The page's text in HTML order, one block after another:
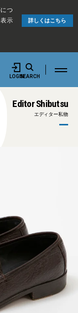
つ
示
詳しくはこちら
LOGINSEARCH
Editor Shibutsu
エディター私物